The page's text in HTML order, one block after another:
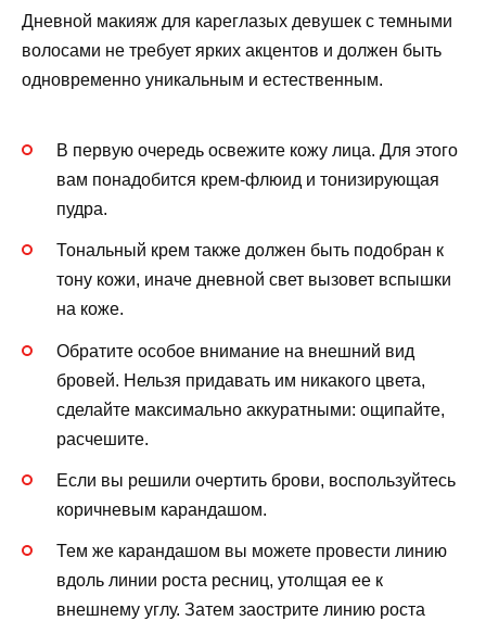
Дневной макияж для кареглазых девушек с темными
волосами не требует ярких акцентов и должен быть
одновременно уникальным и естественным.
В первую очередь освежите кожу лица. Для этого
вам понадобится крем-флюид и тонизирующая
пудра.
Тональный крем также должен быть подобран к
тону кожи, иначе дневной свет вызовет вспышки
на коже.
Обратите особое внимание на внешний вид
бровей. Нельзя придавать им никакого цвета,
сделайте максимально аккуратными: ощипайте,
расчешите.
Если вы решили очертить брови, воспользуйтесь
коричневым карандашом.
Тем же карандашом вы можете провести линию
вдоль линии роста ресниц, утолщая ее к
внешнему углу. Затем заострите линию роста